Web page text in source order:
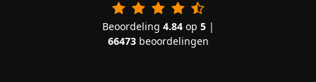
Beoordeling 4.84op 5|
66473beoordelingen